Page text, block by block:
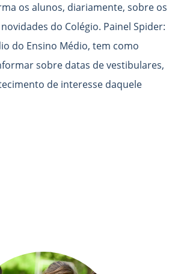
os alunos, diariamente, sobre os
do Colégio. Painel Spider:
do Ensino Médio, tem como
sobre datas de vestibulares,
de interesse daquele